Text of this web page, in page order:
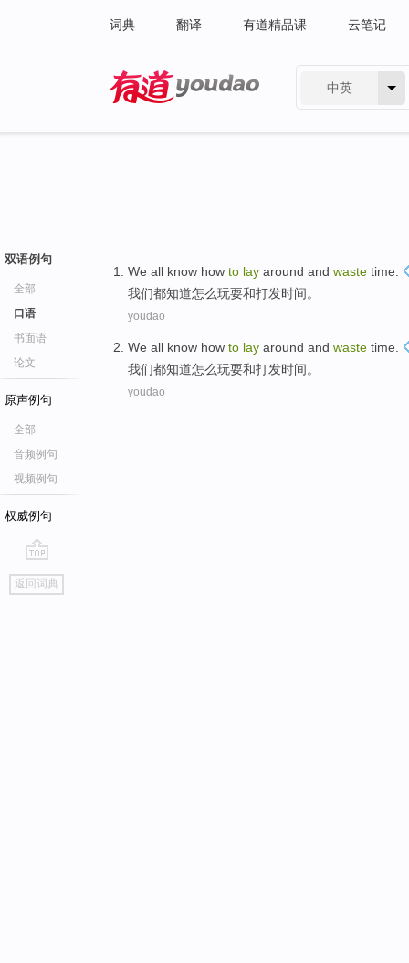
词典 翻译 有道精品课 云笔记
中英
双语例句
全部
口语
书面语
论文
原声例句
全部
音频例句
视频例句
权威例句
go
top
返回词典
We all know how to lay around and waste time
我们都知道怎么玩耍和打发时间。
youdao
We all know how to lay around and waste time
我们都知道怎么玩耍和打发时间。
youdao